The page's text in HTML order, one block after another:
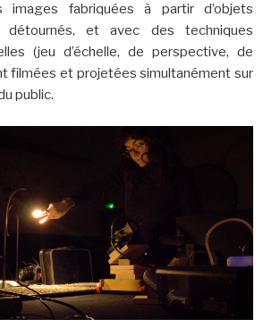
images fabriquées à partir d’objets
détournés, et avec des techniques
(jeu d’échelle, de perspective, de
filmées et projetées simultanément sur
public.